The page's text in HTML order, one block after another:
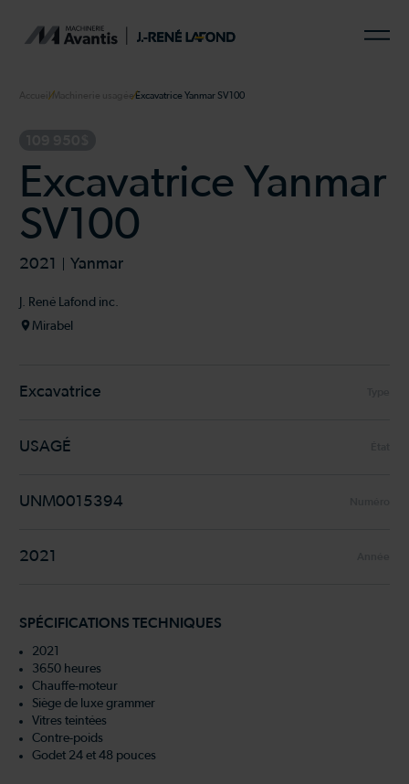
AccueilMachinerie usagéeExcavatrice Yanmar SV100
Excavatrice Yanmar
SV100
2021 Yanmar
J. René Lafond inc.
Mirabel
Excavatrice
USAGÉ
UNM0015394
2021
SPÉCIFICATIONS TECHNIQUES
2021
3650 heures
Chauffe-moteur
Siège de luxe grammer
Vitres teintées
Contre-poids
Godet 24 et 48 pouces